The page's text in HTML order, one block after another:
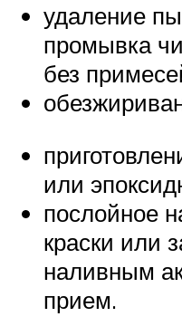
удаление
промывка
без
или
послойное
краски или
наливным
прием.